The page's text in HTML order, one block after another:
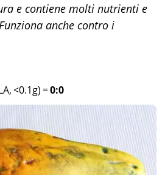
e contiene molti nutrienti e
anche contro i
<0.1g) =0:0